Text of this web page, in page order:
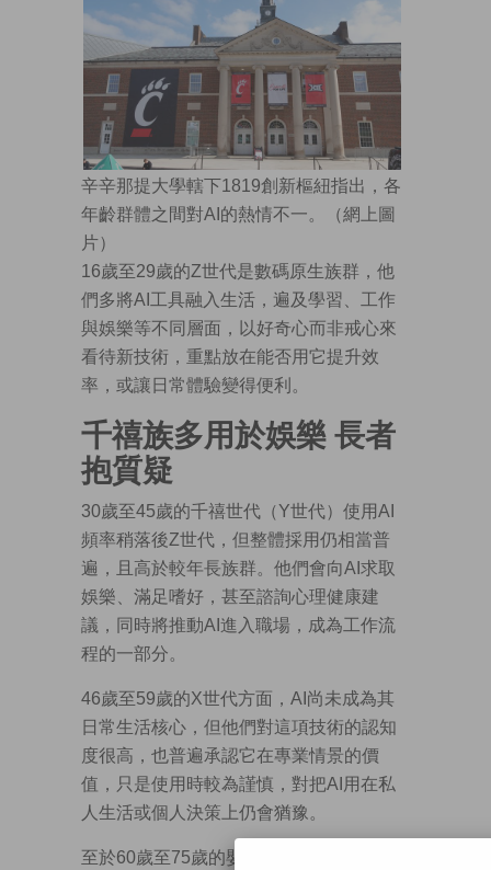
辛辛那提大學轄下1819創新樞紐指出，各
年齡群體之間對AI的熱情不一。（網上圖
片）
16歲至29歲的Z世代是數碼原生族群，他
們多將AI工具融入生活，遍及學習、工作
與娛樂等不同層面，以好奇心而非戒心來
看待新技術，重點放在能否用它提升效
率，或讓日常體驗變得便利。
千禧族多用於娛樂 長者
抱質疑
30歲至45歲的千禧世代（Y世代）使用AI
頻率稍落後Z世代，但整體採用仍相當普
遍，且高於較年長族群。他們會向AI求取
娛樂、滿足嗜好，甚至諮詢心理健康建
議，同時將推動AI進入職場，成為工作流
程的一部分。
46歲至59歲的X世代方面，AI尚未成為其
日常生活核心，但他們對這項技術的認知
度很高，也普遍承認它在專業情景的價
值，只是使用時較為謹慎，對把AI用在私
人生活或個人決策上仍會猶豫。
至於60歲至75歲的嬰兒潮世代，多以保守